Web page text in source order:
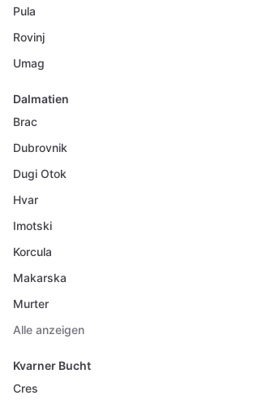
Pula
Rovinj
Umag
Dalmatien
Brac
Dubrovnik
Dugi Otok
Hvar
Imotski
Korcula
Makarska
Murter
Alle anzeigen
Kvarner Bucht
Cres